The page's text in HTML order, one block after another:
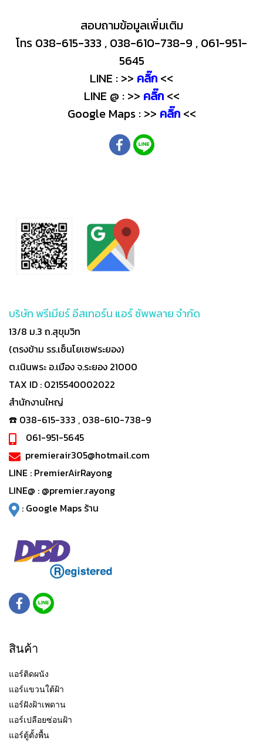
สอบถามข้อมูลเพิ่มเติม
โทร 038-615-333 , 038-610-738-9 , 061-951-
5645
LINE : >> คลิ๊ก <<
LINE @ : >> คลิ๊ก<<
Google Maps : >> คลิ๊ก<<
บริษัท พรีเมียร์ อีสเทอร์น แอร์ ซัพพลาย จำกัด
13/8 ม.3 ถ.สุขุมวิท
(ตรงข้าม รร.เซ็นโยเซฟระยอง)
ต.เนินพระ อ.เมือง จ.ระยอง 21000
TAX ID : 0215540002022
สำนักงานใหญ่
☎️ 038-615-333 , 038-610-738-9
061-951-5645
premierair305@hotmail.com
LINE : PremierAirRayong
LINE@ : @premier.rayong
: Google Maps ร้าน
สินค้า
แอร์ติดผนัง
แอร์แขวนใต้ฝ้า
แอร์ฝังฝ้าเพดาน
แอร์เปลือยซ่อนฝ้า
แอร์ตู้ตั้งพื้น